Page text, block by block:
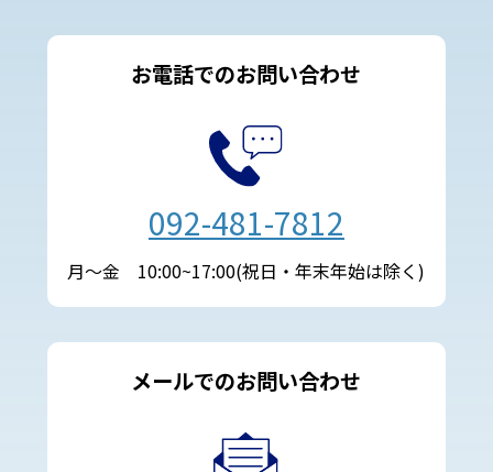
お電話でのお問い合わせ
092-481-7812
月～金 10:00~17:00(祝日・年末年始は除く)
メールでのお問い合わせ